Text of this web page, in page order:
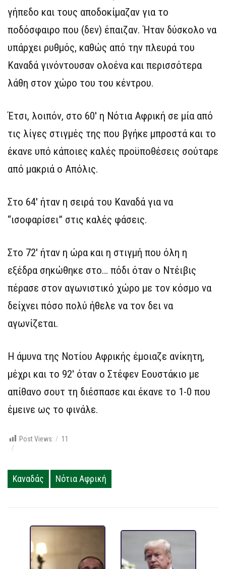
γήπεδο και τους αποδοκίμαζαν για το
ποδόσφαιρο που (δεν) έπαιζαν. Ήταν δύσκολο να
υπάρχει ρυθμός, καθώς από την πλευρά του
Καναδά γινόντουσαν ολοένα και περισσότερα
λάθη στον χώρο του του κέντρου.
Έτσι, λοιπόν, στο 60′ η Νότια Αφρική σε μία από
τις λίγες στιγμές της που βγήκε μπροστά και το
έκανε υπό κάποιες καλές προϋποθέσεις σούταρε
από μακριά ο Απόλις.
Στο 64′ ήταν η σειρά του Καναδά για να
“ισοφαρίσει” στις καλές φάσεις.
Στο 72′ ήταν η ώρα και η στιγμή που όλη η
εξέδρα σηκώθηκε στο… πόδι όταν ο Ντέιβις
πέρασε στον αγωνιστικό χώρο με τον κόσμο να
δείχνει πόσο πολύ ήθελε να τον δει να
αγωνίζεται.
Η άμυνα της Νοτίου Αφρικής έμοιαζε ανίκητη,
μέχρι και το 92′ όταν ο Στέφεν Εουστάκιο με
απίθανο σουτ τη διέσπασε και έκανε το 1-0 που
έμεινε ως το φινάλε.
Post Views: 11
Καναδάς Νότια Αφρική